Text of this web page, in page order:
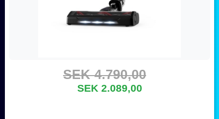
SEK 4.790,00
SEK 2.089,00